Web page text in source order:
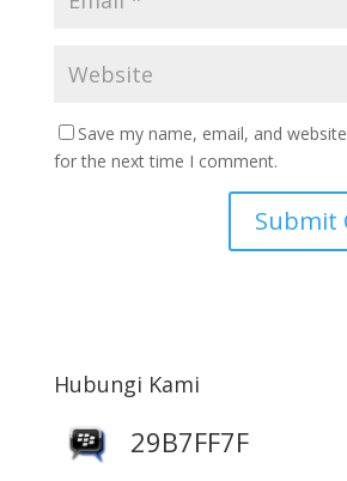
Save my name, email, and
for the next time I comment.
Hubungi Kami
29B7FF7F